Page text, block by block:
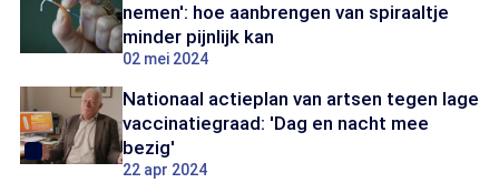
nemen': hoe aanbrengen van spiraaltje
minder pijnlijk kan
02 mei 2024
Nationaal actieplan van artsen tegen lage
vaccinatiegraad: 'Dag en nacht mee
bezig'
22 apr 2024